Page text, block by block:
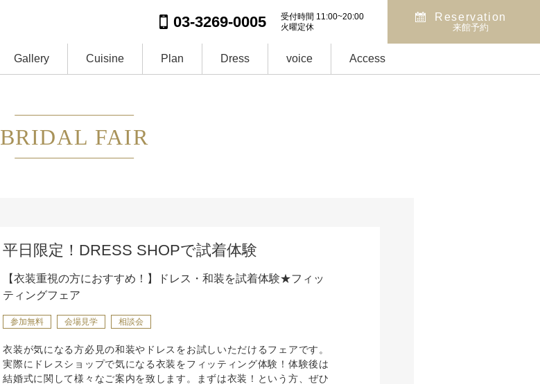
03-3269-0005
受付時間 11:00~20:00
火曜定休
Reservation
来館予約
Gallery Cuisine Plan Dress voice Access
BRIDAL FAIR
平日限定！DRESS SHOPで試着体験
【衣装重視の方におすすめ！】ドレス・和装を試着体験★フィッ
ティングフェア
参加無料 会場見学 相談会
衣装が気になる方必見の和装やドレスをお試しいただけるフェアです。
実際にドレスショップで気になる衣装をフィッティング体験！体験後は
結婚式に関して様々なご案内を致します。まずは衣装！という方、ぜひ